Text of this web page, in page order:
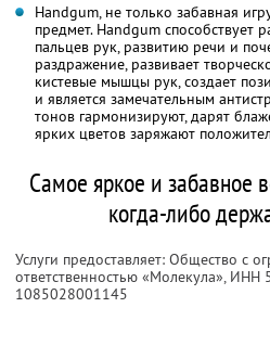
Handgum, не только забавная
предмет. Handgum способствует
пальцев рук, развитию речи и
раздражение, развивает
кистевые мышцы рук, создает
и является замечательным
тонов гармонизируют, дарят
ярких цветов заряжают
Самое яркое и забавное
когда-либо
Услуги предоставляет: Общество с
ответственностью «Молекула», ИНН
1085028001145